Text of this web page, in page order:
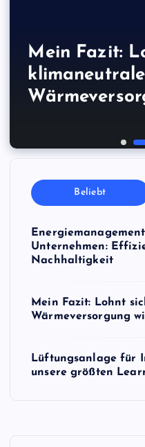
Beratung für
Effizienz,
und
Mein Fazit:
klimaneutrale
größten
eine bessere
treffen
Handy
So begann
Was sind
en?
Beliebt
Unternehmen:
Nachhaltigkeit
Mein Fazit: Lohnt
Wärmeversorgung
Lüftungsanlage für
unsere größten